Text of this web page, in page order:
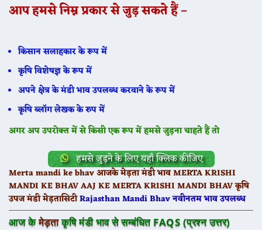
आप हमसे निम्न प्रकार से जुड़ सकते हैं –
किसान सलाहकार के रूप में
कृषि विशेषज्ञ के रूप में
अपने क्षेत्र के मंडी भाव उपलब्ध करवाने के रूप में
कृषि ब्लॉग लेखक के रुप में
अगर अप उपरोक्त में से किसी एक रूप में हमसे जुड़ना चाहते हैं तो
हमसे जुड़ने के लिए यहाँ क्लिक कीजिए
Merta mandi ke bhav आजके मेड़ता मंडी भाव MERTA KRISHI
MANDI KE BHAV AAJ KE MERTA KRISHI MANDI BHAV कृषि
उपज मंडी मेड़तासिटीRajasthan Mandi Bhav नवीनतम भाव उपलब्ध
आज केमेड़ताकृषि मंडी भाव से सम्बंधित FAQS (प्रश्न उत्तर)